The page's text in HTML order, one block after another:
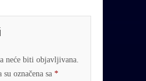
neće biti objavljivana.
označena sa *